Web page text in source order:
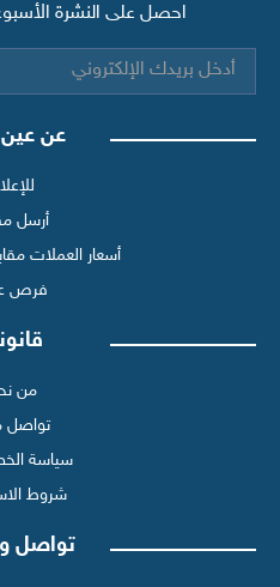
احصل على النشرة
عن عين
أرسل
أسعار العملات
فرص
من
تواصل
سياسة
شروط
تواصل